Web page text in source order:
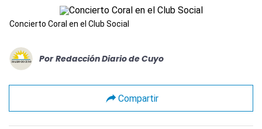
Concierto Coral en el Club Social
Por Redacción Diario de Cuyo
Compartir